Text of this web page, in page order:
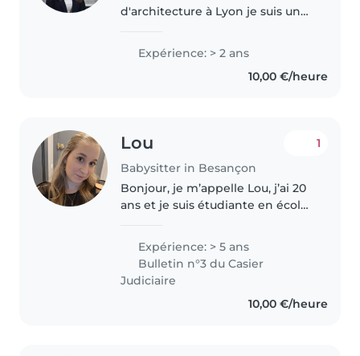
d'architecture à Lyon je suis une
à l'écoute avec des capacités
d'adaptation. Ayant déjà eu de
l'expérience avec des enfants..
Expérience: > 2 ans
10,00 €/heure
Lou
Babysitter in Besançon
1
Bonjour, je m’appelle Lou, j’ai 20
ans et je suis étudiante en école
l’expérience avec les enfants car
cela fait environ 5 ans que je
garde des enfants âgés..
Expérience: > 5 ans
Bulletin n°3 du Casier
Judiciaire
10,00 €/heure